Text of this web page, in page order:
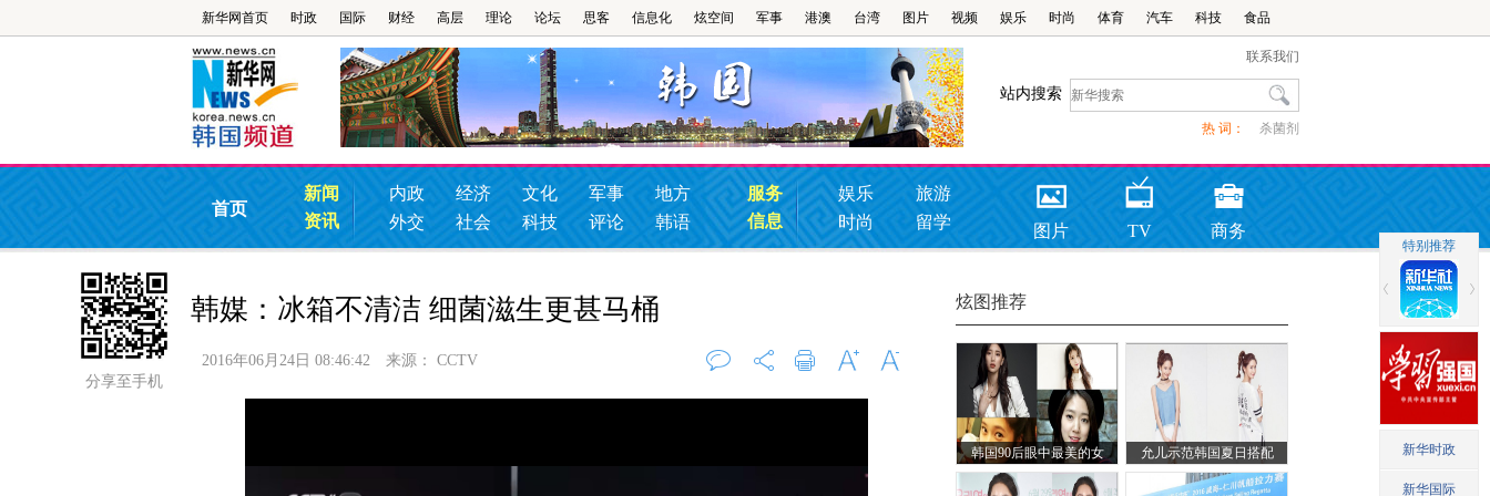
新华网首页 时政 国际 财经 高层 理论 论坛 思客 信息化 炫空间 军事 港澳 台湾 图片 视频 娱乐 时尚 体育 汽车 科技 食品
联系我们
站内搜索
热 词： 杀菌剂
首页
新闻
资讯
内政 经济 文化 军事
地方
外交
社会 科技 评论 韩语
服务
信息
娱乐
旅游
时尚
留学 图片 TV 商务
分享至手机
炫图推荐
韩国90后眼中最美的女
星：男生爱秀智女生爱
允儿示范韩国夏日搭配
韩媒：冰箱不清洁 细菌滋生更甚马桶
2016年06月24日 08:46:42 来源： CCTV